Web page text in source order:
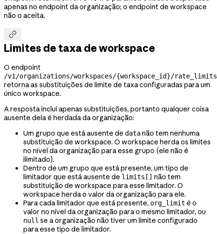
apenas no endpoint da organização; o endpoint de workspace
não o aceita.

Limites de taxa de workspace
O endpoint
/v1/organizations/workspaces/{workspace_id}/rate_limits
retorna as substituições de limite de taxa configuradas para um
único workspace.
A resposta inclui apenas substituições, portanto qualquer coisa
ausente dela é herdada da organização:
Um grupo que está ausente de datanão tem nenhuma
substituição de workspace. O workspace herda os limites
no nível da organização para esse grupo (ele não é
ilimitado).
Dentro de um grupo que está presente, um tipo de
limitador que está ausente de limits[] não tem
substituição de workspace para esse limitador. O
workspace herda o valor da organização para ele.
Para cada limitador que está presente, org_limit é o
valor no nível da organização para o mesmo limitador, ou
null se a organização não tiver um limite configurado
para esse tipo de limitador.